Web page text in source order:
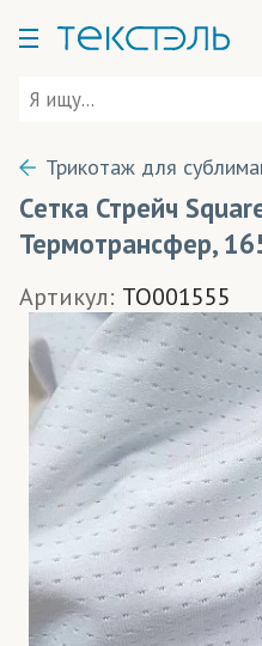
Трикотаж для
Сетка Стрейч
Термотрансфер,
Артикул: TO001555